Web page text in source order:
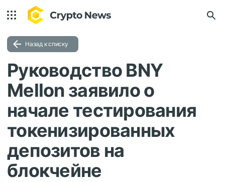
Назад к списку
Руководство BNY
Mellon заявило о
начале тестирования
токенизированных
депозитов на
блокчейне